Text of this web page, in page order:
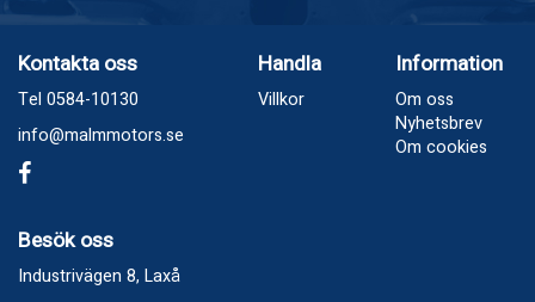
Kontakta oss
Tel 0584-10130
info@malmmotors.se
Handla
Villkor
Information
Om oss
Nyhetsbrev
Om cookies
Besök oss
Industrivägen 8, Laxå